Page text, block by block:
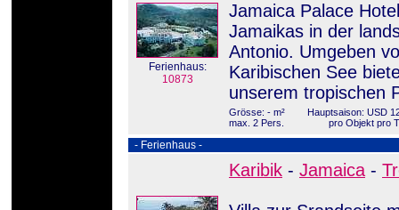
Ferienhaus:
10873
Jamaica Palace
Jamaikas in der
Antonio. Umgeben
Karibischen See
unserem tropischen
Grösse: - m²
max. 2 Pers.
Hauptsaison: USD
pro Objekt pro
- Ferienhaus -
Karibik - Jamaica -